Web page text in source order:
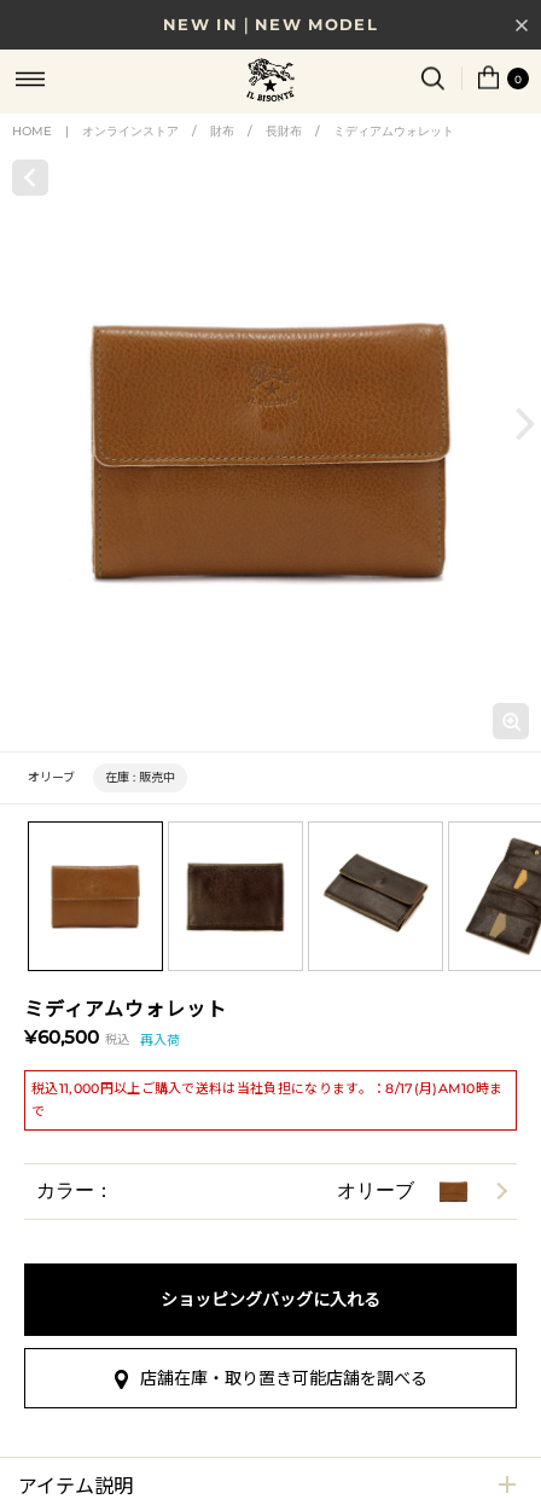
NEW IN｜NEW MODEL
8/17(月)10時まで｜税込11,000円以上で送料無料
贈る相手やシーンから選べる、新しいギフトガイド
0
HOME | オンラインストア / 財布 / 長財布 / ミディアムウォレット
ミディアムウォレット
¥60,500 税込 再入荷
税込11,000円以上ご購入で送料は当社負担になります。：8/17(月)AM10時ま
で
オリーブ 在庫 : 販売中
カラー： オリーブ
ショッピングバッグに入れる
店舗在庫・取り置き可能店舗を調べる
アイテム説明